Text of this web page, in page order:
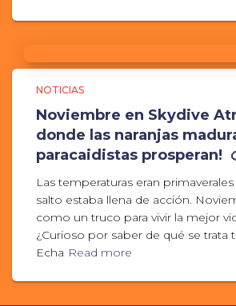
NOTICIAS
Noviembre en Skydive
donde las naranjas
paracaidistas prosperan!
Las temperaturas eran
salto estaba llena de acción.
como un truco para vivir la mejor
¿Curioso por saber de qué se trata
Echa Read more